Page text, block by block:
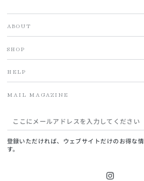
ABOUT
SHOP
HELP
MAIL MAGAZINE
こ
こ
に
登録いただければ、ウェブサイトだけのお得な
す。